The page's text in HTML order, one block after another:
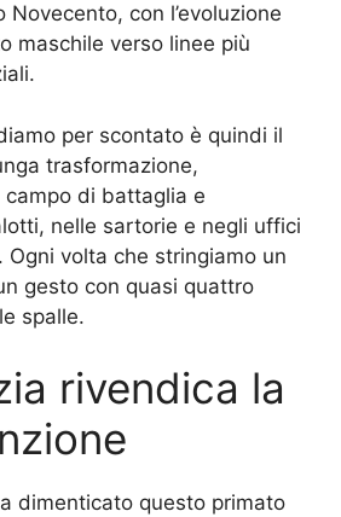
con l’evoluzione
maschile verso linee più
per scontato è quindi il
trasformazione,
di battaglia e
nelle sartorie e negli uffici
Ogni volta che stringiamo un
gesto con quasi quattro
spalle.
rivendica la
dimenticato questo primato